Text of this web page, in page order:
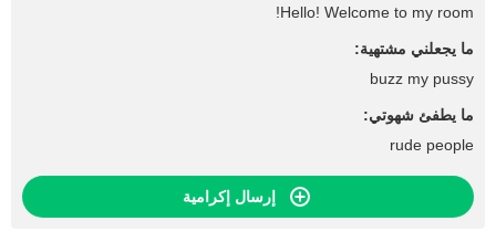
Hello! Welcome to my room!
ما يجعلني مشتهية:
buzz my pussy
ما يطفئ شهوتي:
rude people
إرسال إكرامية